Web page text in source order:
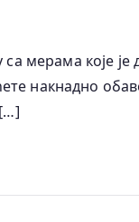
мерама које
накнадно